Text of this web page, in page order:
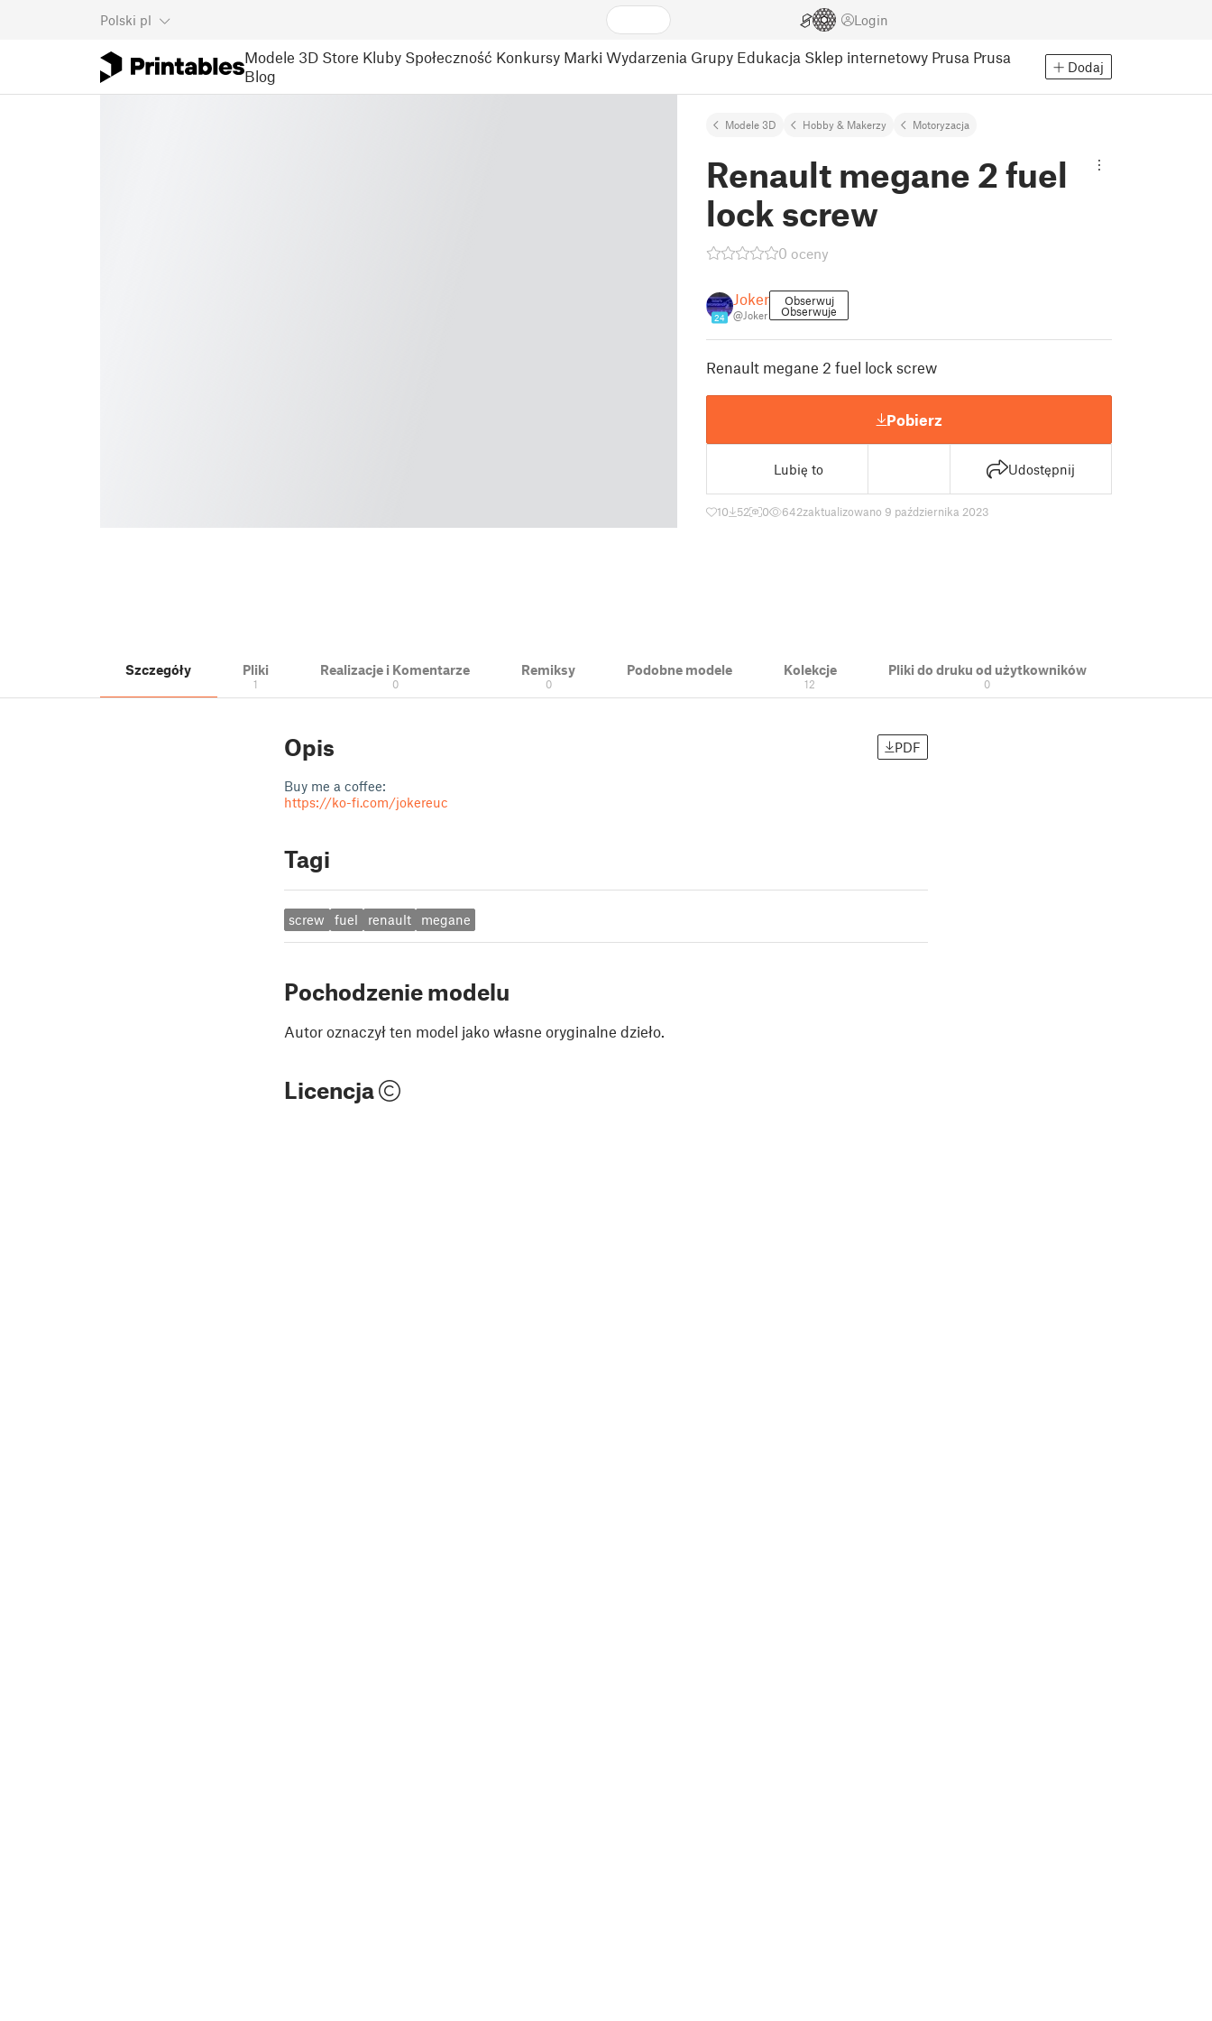
Polski pl Login
Modele 3D Store Kluby Społeczność Konkursy Marki Wydarzenia Grupy Edukacja Sklep internetowy Prusa Prusa
Blog
Dodaj
Modele 3D Hobby & Makerzy Motoryzacja
Renault megane 2 fuel
lock screw
0 oceny
24
Joker
@Joker
Obserwuj
Obserwuje
Renault megane 2 fuel lock screw
Pobierz
Lubię to Udostępnij
10 52 0 642zaktualizowano 9 października 2023
Szczegóły Pliki
1
Realizacje i Komentarze
0
Remiksy
0
Podobne modele Kolekcje
12
Pliki do druku od użytkowników
0
Opis PDF
Buy me a coffee:
https://ko-fi.com/jokereuc
Tagi
screw fuel renault megane
Pochodzenie modelu
Autor oznaczył ten model jako własne oryginalne dzieło.
Licencja